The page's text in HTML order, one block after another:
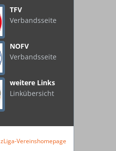
TFV
Verbandsseite
NOFV
Verbandsseite
weitere Links
Linkübersicht
zLiga-Vereinshomepage